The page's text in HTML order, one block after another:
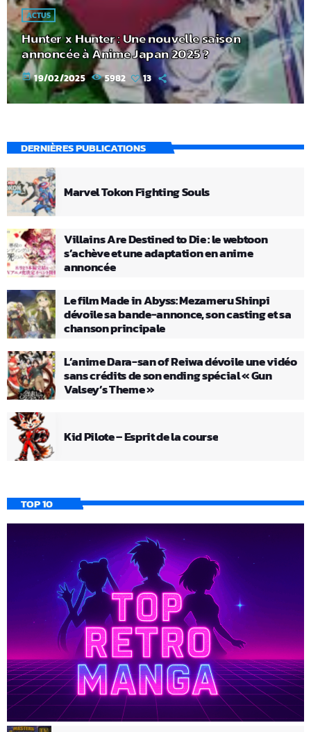
ACTUS
Hunter x Hunter : Une nouvelle saison
annoncée à Anime Japan 2025 ?
today 19/02/2025 5982 13
DERNIÈRES PUBLICATIONS
Marvel Tokon Fighting Souls
Villains Are Destined to Die : le webtoon
s’achève et une adaptation en anime
annoncée
Le film Made in Abyss: Mezameru Shinpi
dévoile sa bande-annonce, son casting et sa
chanson principale
L’anime Dara-san of Reiwa dévoile une vidéo
sans crédits de son ending spécial « Gun
Valsey’s Theme »
Kid Pilote – Esprit de la course
TOP 10